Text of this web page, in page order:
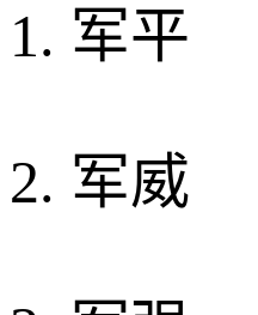
1. 军平
2. 军威